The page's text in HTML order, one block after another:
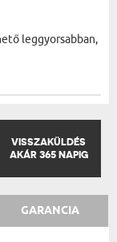
leggyorsabban,
VISSZAKÜLDÉS
AKÁR 365 NAPIG
GARANCIA